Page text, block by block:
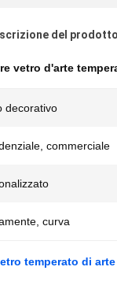
del prodotto
vetro d'arte
decorativo
commerciale
curva
temperato di